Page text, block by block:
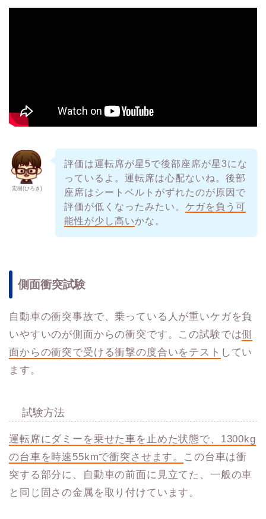
宏樹(ひろき)
評価は運転席が星5で後部座席が星3にな
っているよ。運転席は心配ないね。後部
座席はシートベルトがずれたのが原因で
評価が低くなったみたい。 ケガを負う可
能性が少し高いかな。
側面衝突試験
自動車の衝突事故で、乗っている人が重いケガを負
いやすいのが側面からの衝突です。この試験では側
面からの衝突で受ける衝撃の度合いをテスト してい
ます。
試験方法
運転席にダミーを乗せた車を止めた状態で、1300kg
の台車を時速55kmで衝突させます。 この台車は衝
突する部分に、自動車の前面に見立てた、一般の車
と同じ固さの金属を取り付けています。